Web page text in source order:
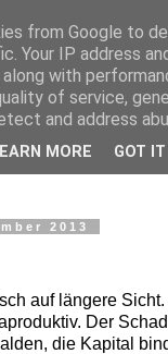
aus meinem
2013
auf längere
Der
die Kapital
from Google to
Your IP address
with
of service,
and address
MORE GOT IT